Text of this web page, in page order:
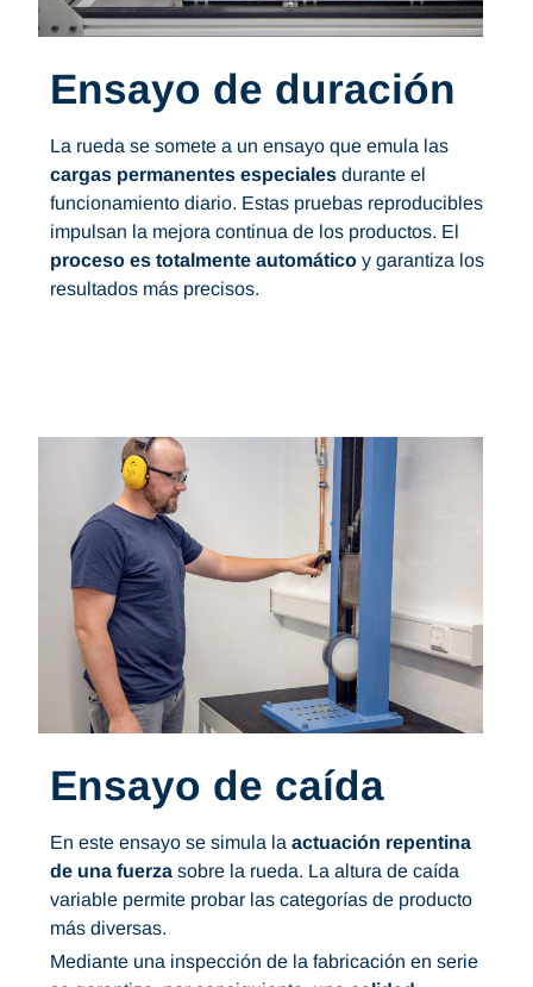
Ensayo de duración
La rueda se somete a un ensayo que emula las
cargas permanentes especiales durante el
funcionamiento diario. Estas pruebas reproducibles
impulsan la mejora continua de los productos. El
proceso es totalmente automático y garantiza los
resultados más precisos.
Ensayo de caída
En este ensayo se simula la actuación repentina
de una fuerza sobre la rueda. La altura de caída
variable permite probar las categorías de producto
más diversas.
Mediante una inspección de la fabricación en serie